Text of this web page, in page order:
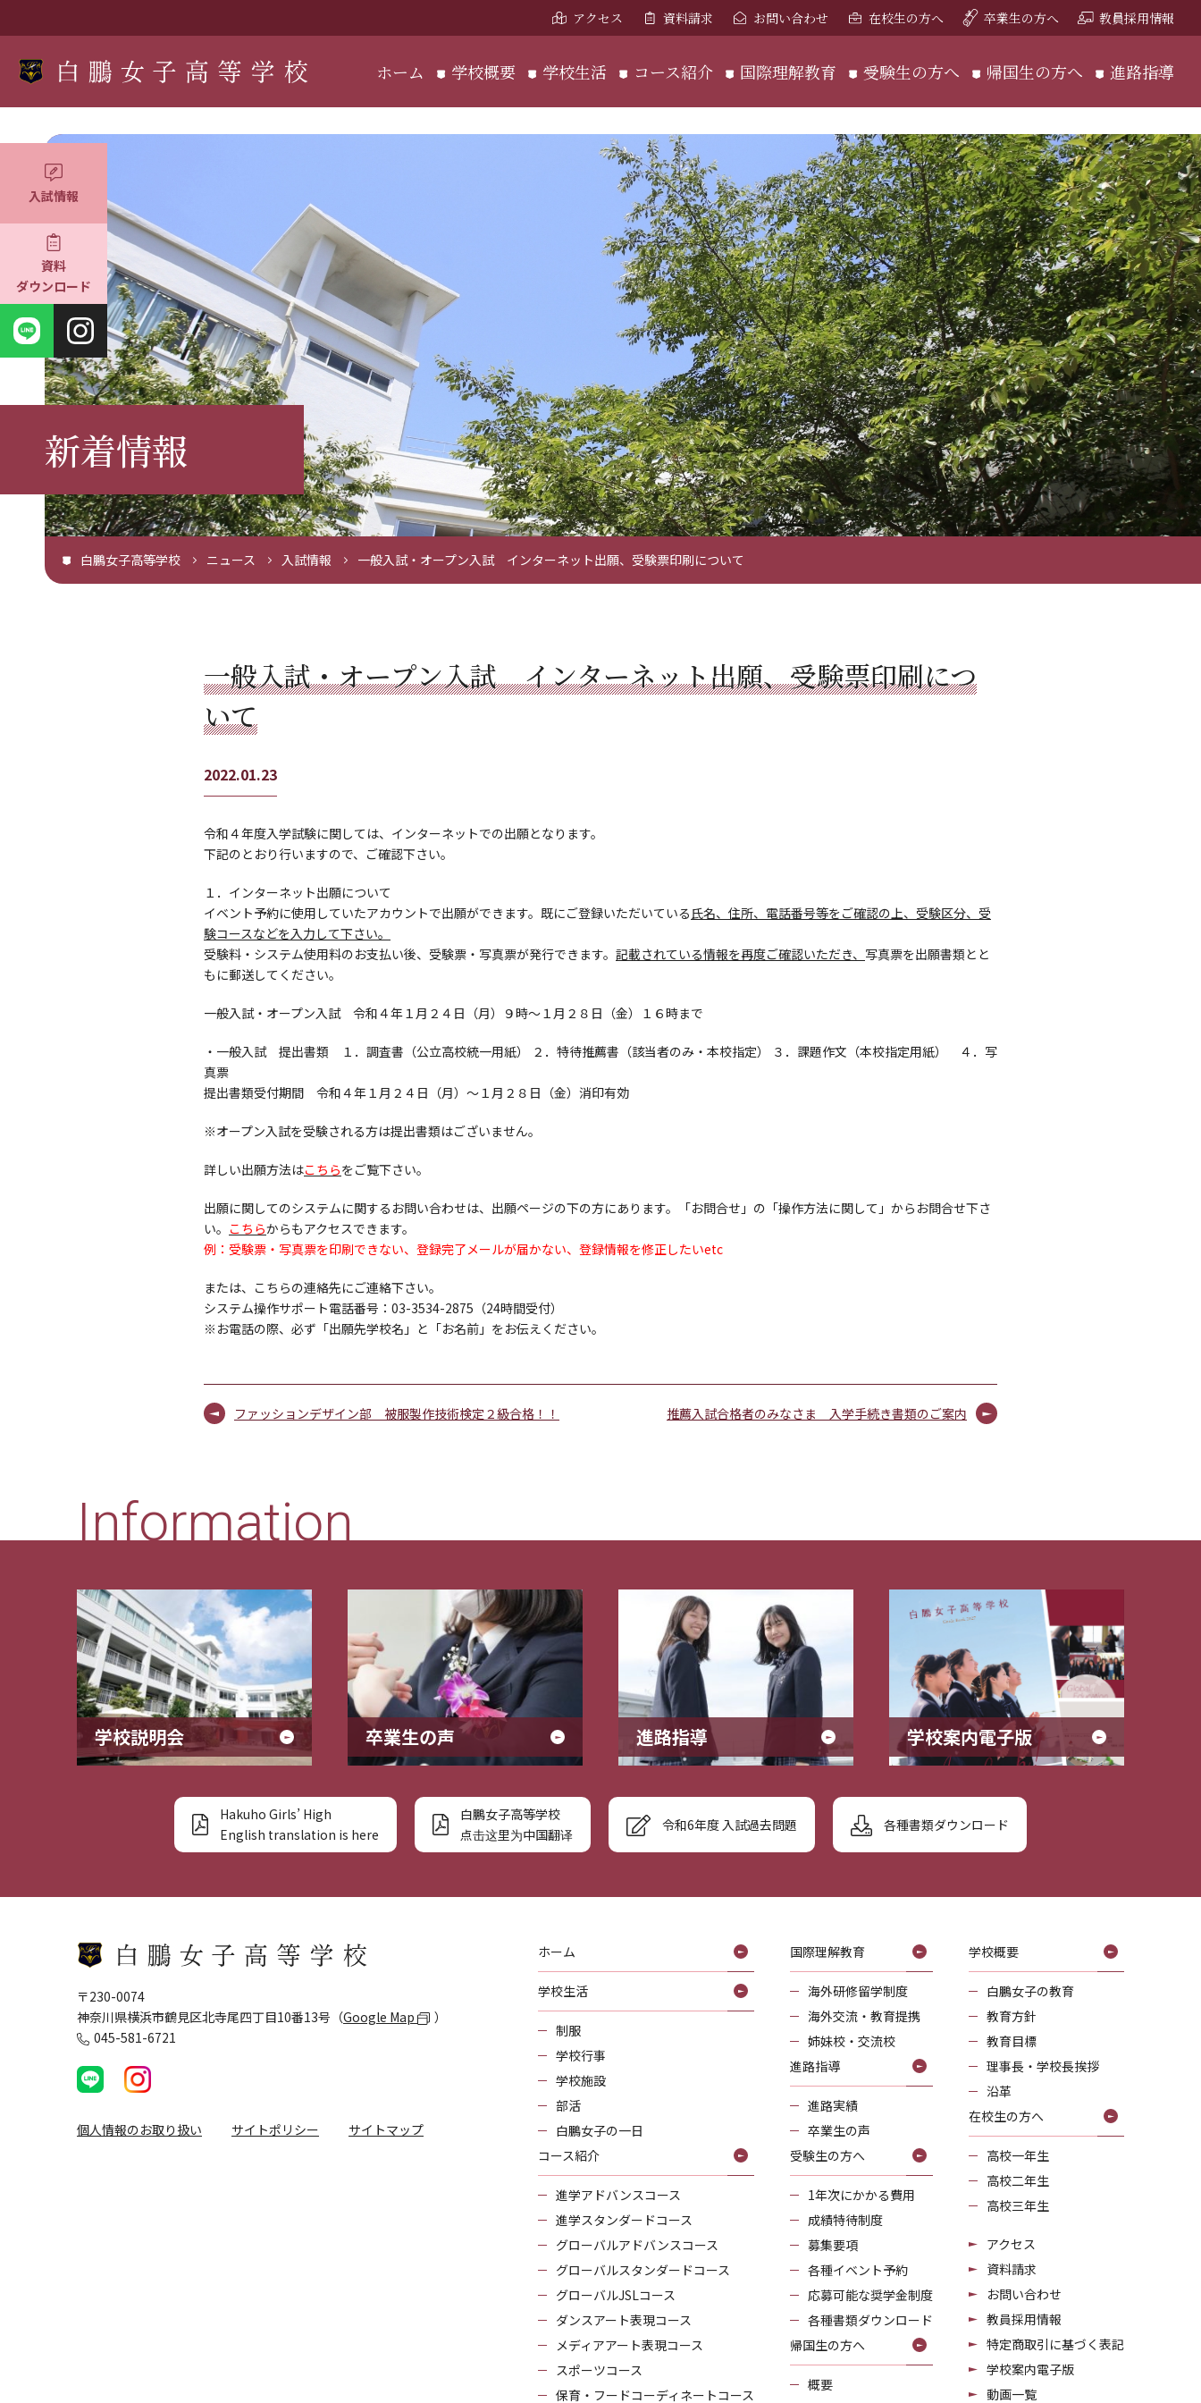
入試情報
資料
ダウンロード
アクセス 資料請求 お問い合わせ 在校生の方へ 卒業生の方へ 教員採用情報
ホーム 学校概要 学校生活 コース紹介 国際理解教育 受験生の方へ 帰国生の方へ 進路指導
新着情報
白鵬女子高等学校 ニュース 入試情報 一般入試・オープン入試 インターネット出願、受験票印刷について
一般入試・オープン入試 インターネット出願、受験票印刷につ
いて
2022.01.23
令和４年度入学試験に関しては、インターネットでの出願となります。
下記のとおり行いますので、ご確認下さい。
１．インターネット出願について
イベント予約に使用していたアカウントで出願ができます。既にご登録いただいている氏名、住所、電話番号等をご確認の上、受験区分、受
験コースなどを入力して下さい。
受験料・システム使用料のお支払い後、受験票・写真票が発行できます。 記載されている情報を再度ご確認いただき、 写真票を出願書類とと
もに郵送してください。
一般入試・オープン入試 令和４年１月２４日（月）９時～１月２８日（金）１６時まで
・一般入試 提出書類 １．調査書（公立高校統一用紙） ２．特待推薦書（該当者のみ・本校指定） ３．課題作文（本校指定用紙） ４．写
真票
提出書類受付期間 令和４年１月２４日（月）～１月２８日（金）消印有効
※オープン入試を受験される方は提出書類はございません。
詳しい出願方法はこちらをご覧下さい。
出願に関してのシステムに関するお問い合わせは、出願ページの下の方にあります。「お問合せ」の「操作方法に関して」からお問合せ下さ
い。 こちらからもアクセスできます。
例：受験票・写真票を印刷できない、登録完了メールが届かない、登録情報を修正したいetc
または、こちらの連絡先にご連絡下さい。
システム操作サポート電話番号：03-3534-2875（24時間受付）
※お電話の際、必ず「出願先学校名」と「お名前」をお伝えください。
ファッションデザイン部 被服製作技術検定２級合格！！ 推薦入試合格者のみなさま 入学手続き書類のご案内
Information
学校説明会 卒業生の声 進路指導 学校案内電子版
Hakuho Girls’ High
English translation is here
白鵬女子高等学校
点击这里为中国翻译
令和6年度 入試過去問題 各種書類ダウンロード
〒230-0074
神奈川県横浜市鶴見区北寺尾四丁目10番13号（Google Map
）
045-581-6721
個人情報のお取り扱い サイトポリシー サイトマップ
ホーム
学校生活
制服
学校行事
学校施設
部活
白鵬女子の一日
コース紹介
進学アドバンスコース
進学スタンダードコース
グローバルアドバンスコース
グローバルスタンダードコース
グローバルJSLコース
ダンスアート表現コース
メディアアート表現コース
スポーツコース
保育・フードコーディネートコース
国際理解教育
海外研修留学制度
海外交流・教育提携
姉妹校・交流校
進路指導
進路実績
卒業生の声
受験生の方へ
1年次にかかる費用
成績特待制度
募集要項
各種イベント予約
応募可能な奨学金制度
各種書類ダウンロード
帰国生の方へ
概要
学校概要
白鵬女子の教育
教育方針
教育目標
理事長・学校長挨拶
沿革
在校生の方へ
高校一年生
高校二年生
高校三年生
アクセス
資料請求
お問い合わせ
教員採用情報
特定商取引に基づく表記
学校案内電子版
動画一覧